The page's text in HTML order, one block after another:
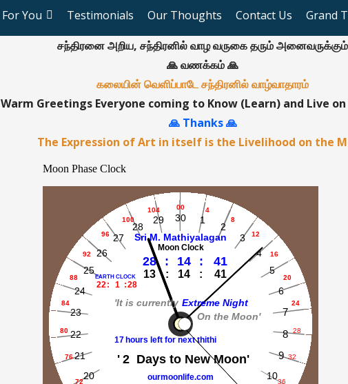
For You Testimonials Our Thoughts Contact Us Grand
சந்திரனை அறிய, சந்திரனில் வாழ வருகை தரும் அனைவருக்கும்
🙏 வணக்கம் 🙏
கலையின் வெளிப்பாடே சந்திரனில் வாழ்வாதாரம்
Warm Greetings Everyone coming to Know (Learn) and Live
🙏 Thanks 🙏
The Expression of Art in itself is the Livelihood on the